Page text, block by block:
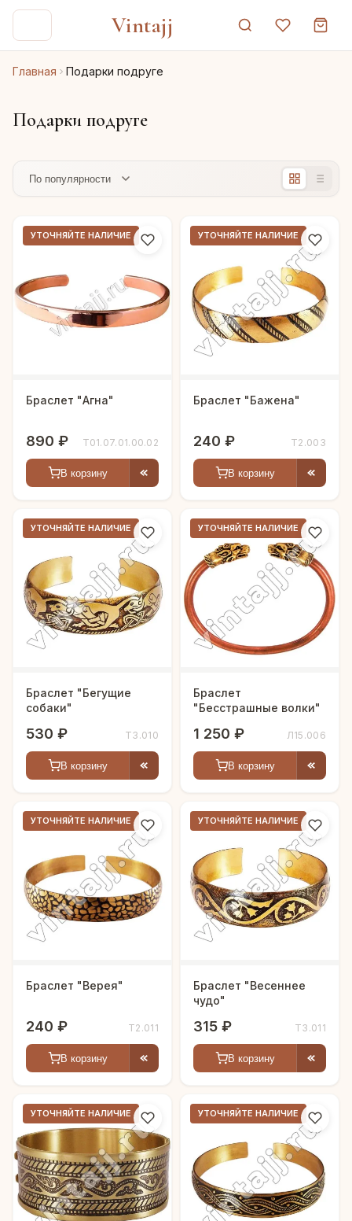
Vintajj
Главная Подарки подруге
Подарки подруге
УТОЧНЯЙТЕ НАЛИЧИЕ
Браслет "Агна"
890 ₽ Т01.07.01.00.02
В корзину
УТОЧНЯЙТЕ НАЛИЧИЕ
Браслет "Бажена"
240 ₽ Т2.003
В корзину
УТОЧНЯЙТЕ НАЛИЧИЕ
Браслет "Бегущие
собаки"
530 ₽ Т3.010
В корзину
УТОЧНЯЙТЕ НАЛИЧИЕ
Браслет
"Бесстрашные волки"
1 250 ₽ Л15.006
В корзину
УТОЧНЯЙТЕ НАЛИЧИЕ
Браслет "Верея"
240 ₽ Т2.011
В корзину
УТОЧНЯЙТЕ НАЛИЧИЕ
Браслет "Весеннее
чудо"
315 ₽ Т3.011
В корзину
УТОЧНЯЙТЕ НАЛИЧИЕ УТОЧНЯЙТЕ НАЛИЧИЕ